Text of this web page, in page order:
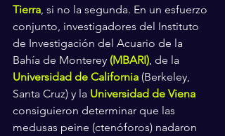
Tierra , si no la segunda. En un esfuerzo
conjunto, investigadores del Instituto
de Investigación del Acuario de la
Bahía de Monterey (MBARI) , de la
Universidad de California (Berkeley,
Santa Cruz) y la Universidad de Viena
consiguieron determinar que las
medusas peine (ctenóforos) nadaron